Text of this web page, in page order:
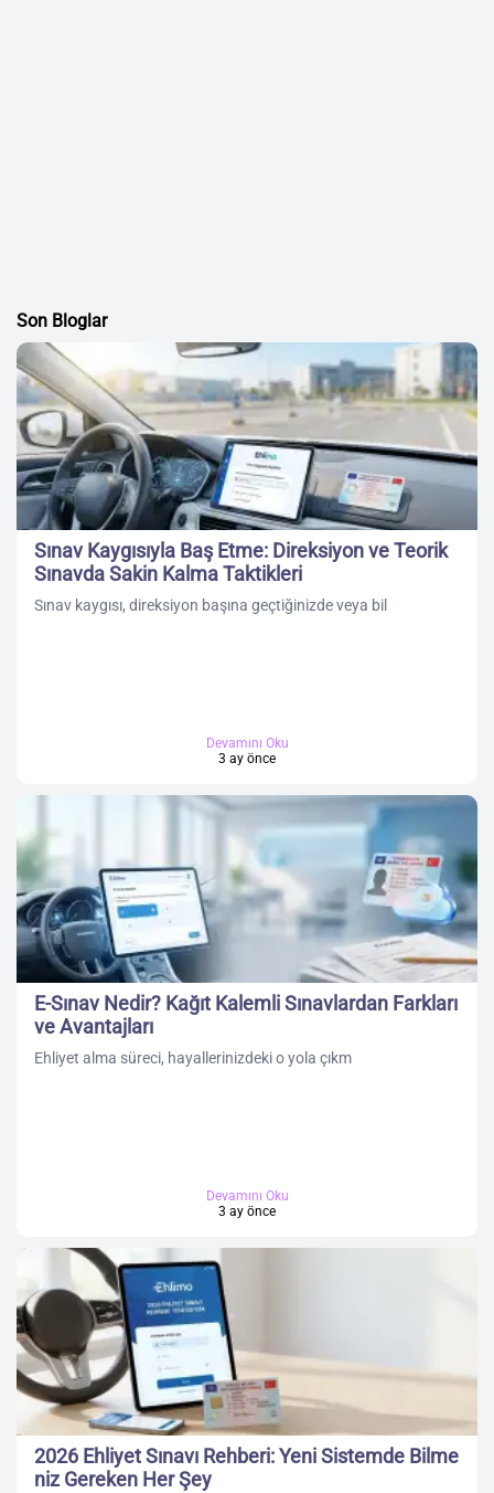
Son Bloglar
Sınav Kaygısıyla Baş Etme: Direksiyon ve Teorik
Sınavda Sakin Kalma Taktikleri
Sınav kaygısı, direksiyon başına geçtiğinizde veya bil
Devamını Oku
3 ay önce
E-Sınav Nedir? Kağıt Kalemli Sınavlardan Farkları
ve Avantajları
Ehliyet alma süreci, hayallerinizdeki o yola çıkm
Devamını Oku
3 ay önce
2026 Ehliyet Sınavı Rehberi: Yeni Sistemde Bilme
niz Gereken Her Şey